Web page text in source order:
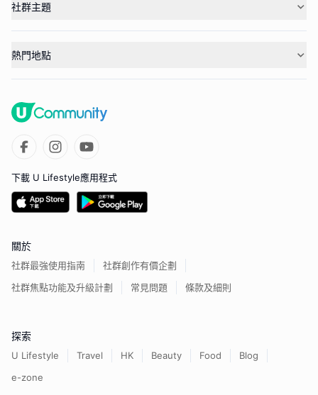
社群主題
熱門地點
下載 U Lifestyle應用程式
關於
社群最強使用指南
社群創作有價企劃
社群焦點功能及升級計劃
常見問題 條款及細則
探索
U Lifestyle Travel HK Beauty Food
Blog
e-zone